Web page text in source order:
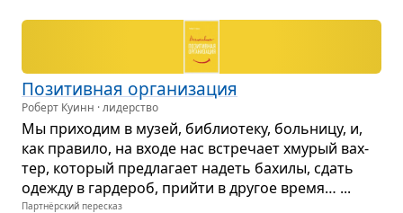
Пози­тив­ная орга­ни­за­ция
Роберт Куинн · лидерство
Мы при­хо­дим в музей, биб­лио­теку, боль­ницу, и,
как пра­вило, на входе нас встре­чает хму­рый вах­
тер, кото­рый пред­ла­гает надеть бахилы, сдать
оде­жду в гар­де­роб, прийти в дру­гое вре­мя… ...
Партнёрский пересказ